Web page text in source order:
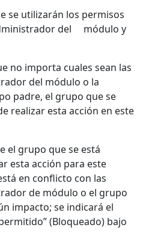
se utilizarán los permisos
del módulo y
no importa cuales sean las
del módulo o la
padre, el grupo que se
realizar esta acción en este
el grupo que se está
esta acción para este
en conflicto con las
de módulo o el grupo
impacto; se indicará el
(Bloqueado) bajo